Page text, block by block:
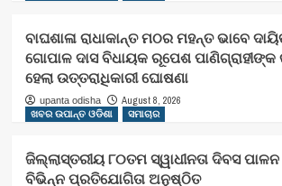
ବାଘଶାଳା ରାଧାକାନ୍ତ ମଠର ମହନ୍ତ ଭାବେ
ଗୋପାଳ ଦାସ ବିଧାୟକ ରୂପେଶ
ହେଲା ଉତ୍ତରାଧିକାରୀ ଘୋଷଣା
upanta odisha
August 8, 2026
ଖବର ଉପାନ୍ତ ଓଡିଶା
ସମାଚାର
ଜିଲ୍ଲାସ୍ତରୀୟ ୮୦ତମ ସ୍ୱାଧୀନତା ଦିବସ
ବିଭିନ୍ନ ପ୍ରତିଯୋଗିତା ଅନୁଷ୍ଠିତ